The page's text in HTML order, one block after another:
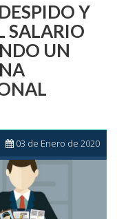
Y
SALARIO
UN
03 de Enero de 2020